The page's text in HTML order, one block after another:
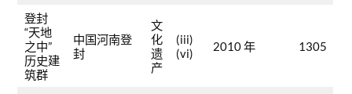
登封
“天地
之中”
历史建
筑群
中国河南登
封
文
化
遗
产
(iii)
(vi)
2010 年 1305